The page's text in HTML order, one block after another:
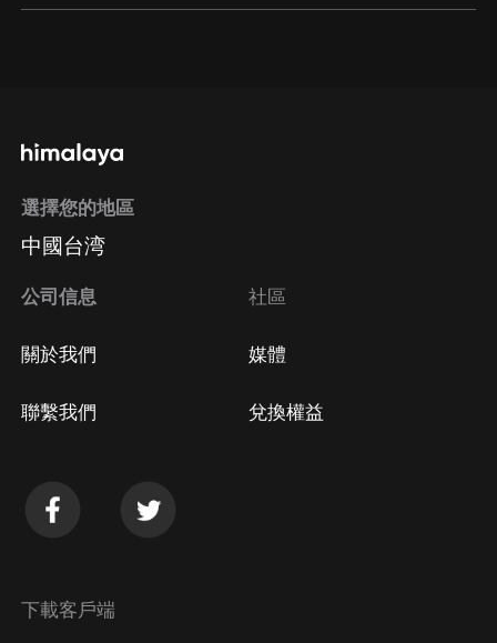
方法 Google Play取消訂閱方法
選擇您的地區
中國台湾
公司信息
關於我們
聯繫我們
社區
媒體
兌換權益
下載客戶端